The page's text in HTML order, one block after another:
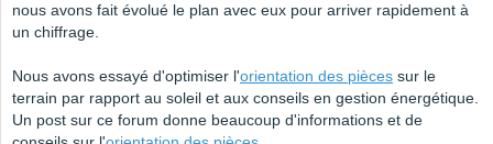
nous avons fait évolué le plan avec eux pour arriver rapidement à
un chiffrage.
Nous avons essayé d'optimiser l'orientation des pièces sur le
terrain par rapport au soleil et aux conseils en gestion énergétique.
Un post sur ce forum donne beaucoup d'informations et de